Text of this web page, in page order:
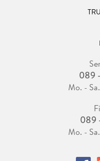
089
Mo. -
089
Mo. -